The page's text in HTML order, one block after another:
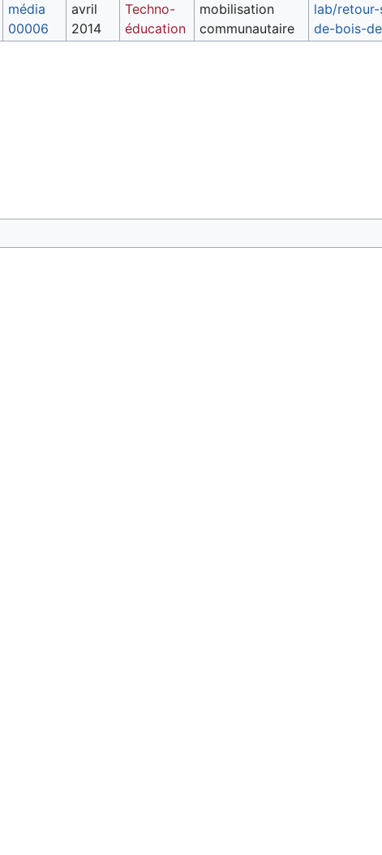
média
00006
avril
2014
Techno-
éducation
mobilisation
communautaire
lab/
de-bois-